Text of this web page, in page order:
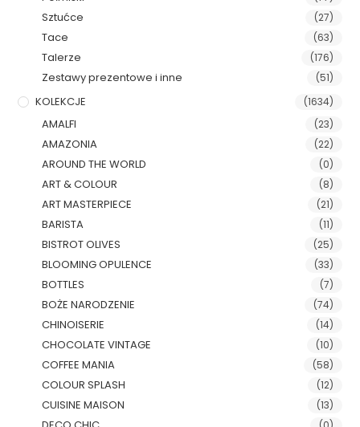
Sztućce (27)
Tace (63)
Talerze (176)
Zestawy prezentowe i inne (51)
KOLEKCJE (1634)
AMALFI (23)
AMAZONIA (22)
AROUND THE WORLD (0)
ART & COLOUR (8)
ART MASTERPIECE (21)
BARISTA (11)
BISTROT OLIVES (25)
BLOOMING OPULENCE (33)
BOTTLES (7)
BOŻE NARODZENIE (74)
CHINOISERIE (14)
CHOCOLATE VINTAGE (10)
COFFEE MANIA (58)
COLOUR SPLASH (12)
CUISINE MAISON (13)